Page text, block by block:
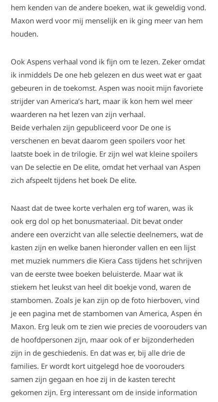
hem kenden van de andere boeken, wat ik geweldig vond.
Maxon werd voor mij menselijk en ik ging meer van hem
houden.
Ook Aspens verhaal vond ik fijn om te lezen. Zeker omdat
ik inmiddels De one heb gelezen en dus weet wat er gaat
gebeuren in de toekomst. Aspen was nooit mijn favoriete
strijder van America’s hart, maar ik kon hem wel meer
waarderen na het lezen van zijn verhaal.
Beide verhalen zijn gepubliceerd voor De one is
verschenen en bevat daarom geen spoilers voor het
laatste boek in de trilogie. Er zijn wel wat kleine spoilers
van De selectie en De elite, omdat het verhaal van Aspen
zich afspeelt tijdens het boek De elite.
Naast dat de twee korte verhalen erg tof waren, was ik
ook erg dol op het bonusmateriaal. Dit bevat onder
andere een overzicht van alle selectie deelnemers, wat de
kasten zijn en welke banen hieronder vallen en een lijst
met muziek nummers die Kiera Cass tijdens het schrijven
van de eerste twee boeken beluisterde. Maar wat ik
stiekem het leukst van heel dit boekje vond, waren de
stambomen. Zoals je kan zijn op de foto hierboven, vind
je een pagina met de stambomen van America, Aspen én
Maxon. Erg leuk om te zien wie precies de voorouders van
de hoofdpersonen zijn, maar ook of er bijzonderheden
zijn in de geschiedenis. En dat was er, bij alle drie de
families. Er wordt kort uitgelegd hoe de voorouders
samen zijn gegaan en hoe zij in de kasten terecht
gekomen zijn. Erg interessant om de inside information